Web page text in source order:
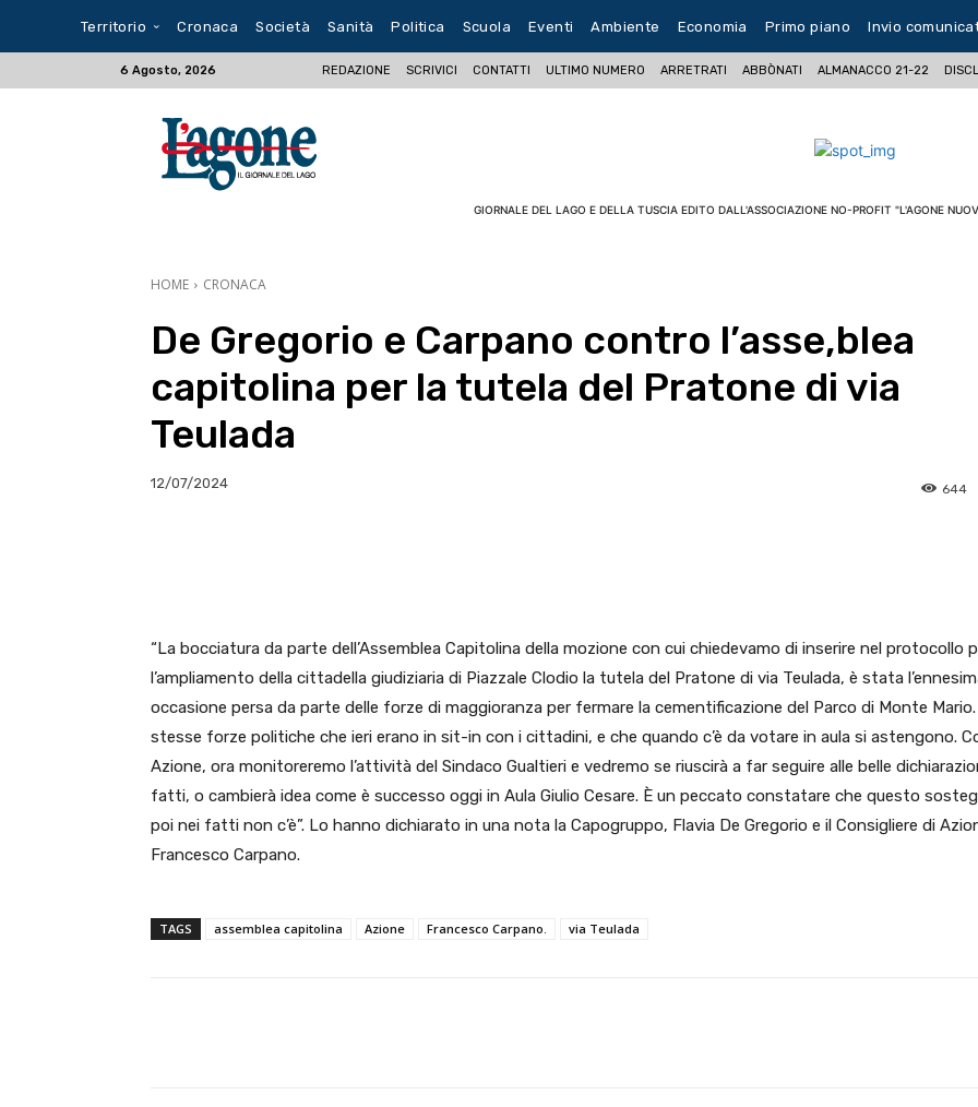
Territorio Cronaca Società Sanità Politica Scuola Eventi Ambiente Economia Primo piano Invio
6 Agosto, 2026 REDAZIONE SCRIVICI CONTATTI ULTIMO NUMERO ARRETRATI ABBÒNATI ALMANACCO 21-22
GIORNALE DEL LAGO E DELLA TUSCIA EDITO DALL'ASSOCIAZIONE NO-PROFIT "L'AGONE
HOME CRONACA
De Gregorio e Carpano contro l’asse,blea
capitolina per la tutela del Pratone di via
Teulada
12/07/2024 644
“La bocciatura da parte dell’Assemblea Capitolina della mozione con cui chiedevamo di inserire nel protocollo
l’ampliamento della cittadella giudiziaria di Piazzale Clodio la tutela del Pratone di via Teulada, è stata
occasione persa da parte delle forze di maggioranza per fermare la cementificazione del Parco di Monte Mario.
stesse forze politiche che ieri erano in sit-in con i cittadini, e che quando c’è da votare in aula si astengono.
Azione, ora monitoreremo l’attività del Sindaco Gualtieri e vedremo se riuscirà a far seguire alle belle
fatti, o cambierà idea come è successo oggi in Aula Giulio Cesare. È un peccato constatare che questo
poi nei fatti non c’è”. Lo hanno dichiarato in una nota la Capogruppo, Flavia De Gregorio e il Consigliere di
Francesco Carpano.
TAGS assemblea capitolina Azione Francesco Carpano. via Teulada